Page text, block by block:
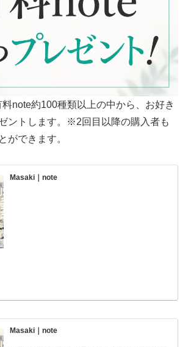
note約100種類以上の中から、お好き
ントします。※2回目以降の購入者も
ができます。
Masaki｜note
Masaki｜note